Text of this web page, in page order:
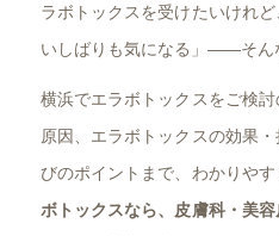
ラボトックスを受けたいけれ
いしばりも気になる」――そん
横浜でエラボトックスをご検
原因、エラボトックスの効果
びのポイントまで、わかりやす
ボトックスなら、皮膚科・美